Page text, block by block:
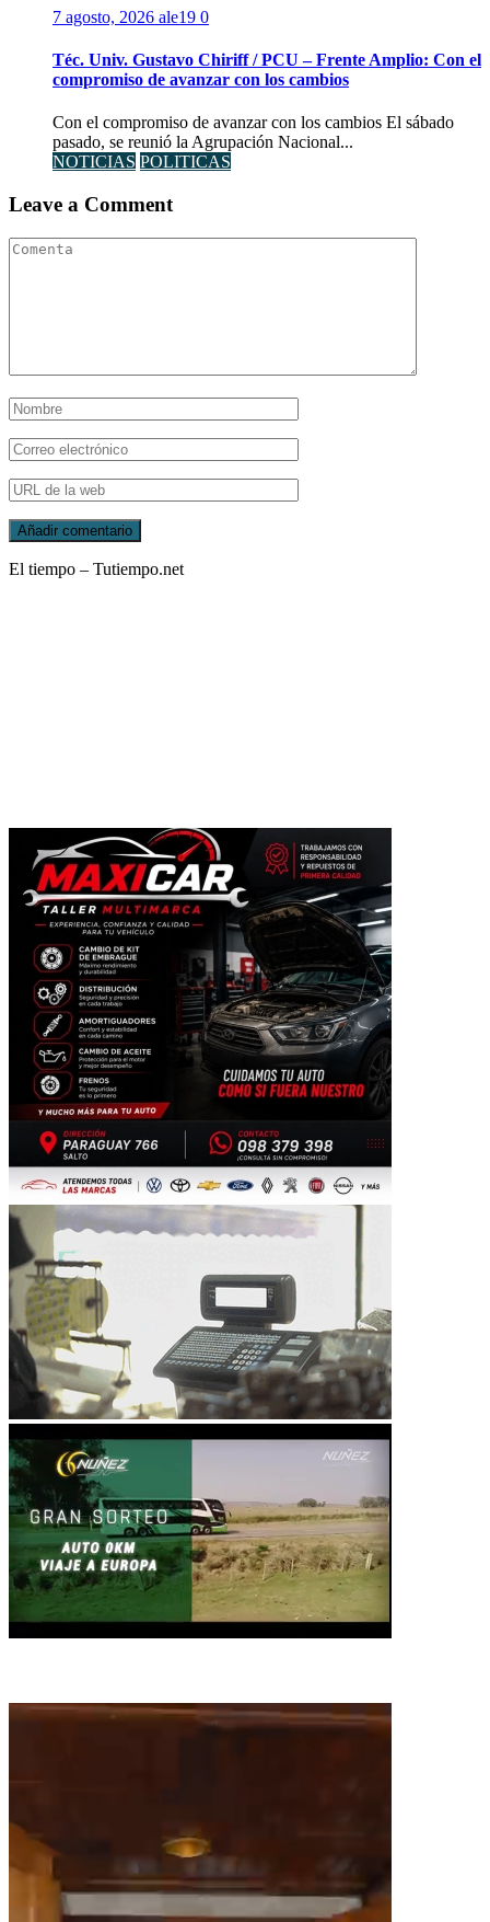
7 agosto, 2026 ale19 0
Téc. Univ. Gustavo Chiriff / PCU – Frente Amplio: Con el
compromiso de avanzar con los cambios
Con el compromiso de avanzar con los cambios El sábado
pasado, se reunió la Agrupación Nacional...
NOTICIAS POLITICAS
Leave a Comment
El tiempo – Tutiempo.net